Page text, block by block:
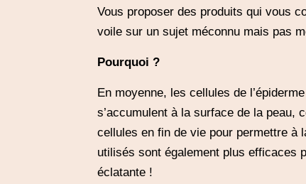
Vous proposer des produits qui vous
voile sur un sujet méconnu mais pas
Pourquoi ?
En moyenne, les cellules de
s’accumulent à la surface de la peau,
cellules en fin de vie pour permettre à
utilisés sont également plus efficaces
éclatante !